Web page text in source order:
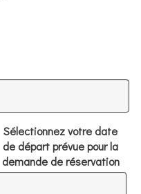
Sélectionnez votre date
de départ prévue pour la
demande de réservation